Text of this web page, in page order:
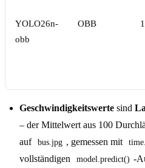
YOLO26n-
obb
OBB
Geschwindigkeitswerte sind
– der Mittelwert aus 100
auf bus.jpg , gemessen mit
vollständigen
model.predict() -